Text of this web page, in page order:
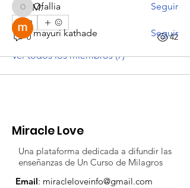
UCDM.
0
0 42
OfalliaOfallia Seguir
mayuri kathade
Seguir
Ver todos los miembros (7)
Miracle Love
Una plataforma dedicada a difundir las
enseñanzas de Un Curso de Milagros
Email: miracleloveinfo@gmail.com